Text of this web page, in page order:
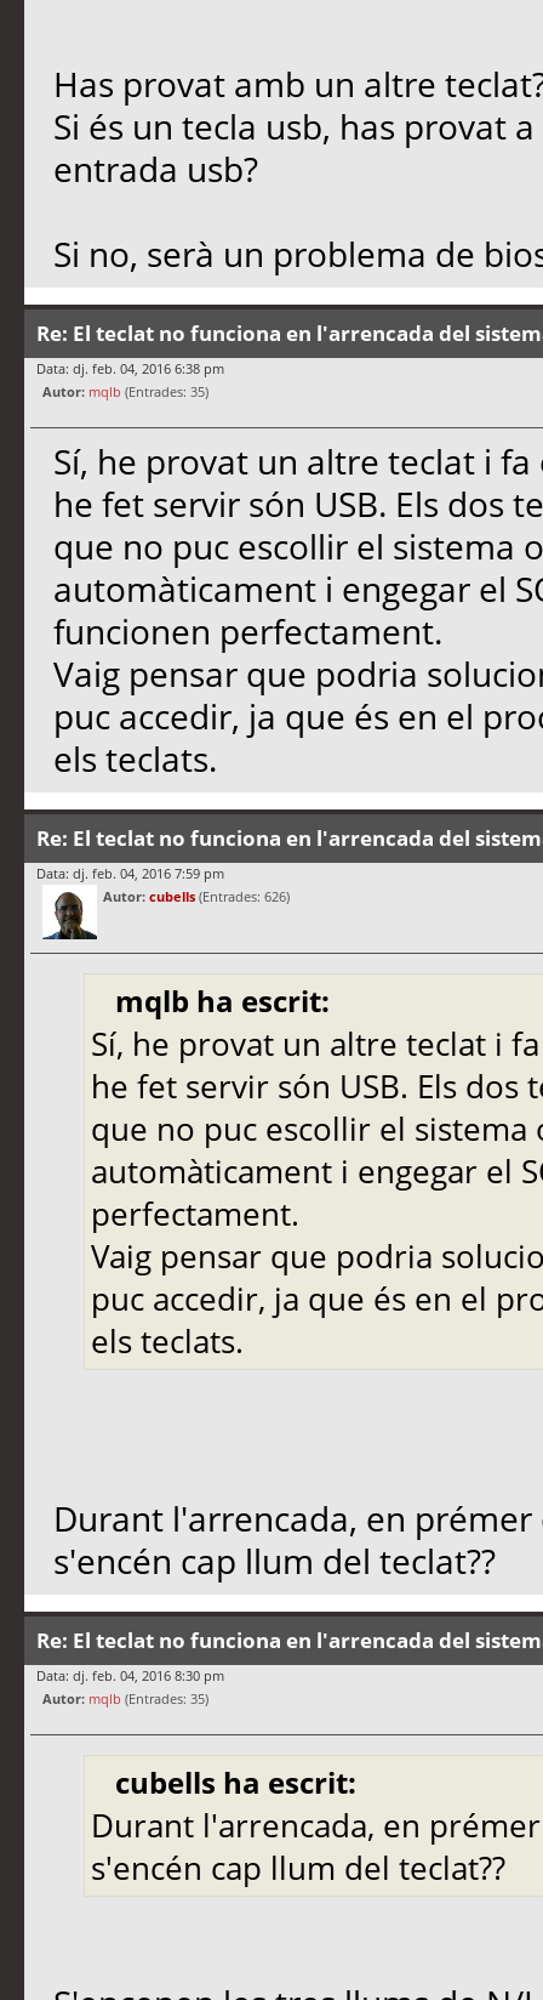
Has provat amb un altre
Si és un tecla usb, has provat
entrada usb?
Si no, serà un problema de
Re: El teclat no funciona en l'arrencada del
Data: dj. feb. 04, 2016 6:38 pm
Autor: mqlb (Entrades: 35)
Sí, he provat un altre teclat i
he fet servir són USB. Els dos
que no puc escollir el sistema
automàticament i engegar el
funcionen perfectament.
Vaig pensar que podria
puc accedir, ja que és en el
els teclats.
Re: El teclat no funciona en l'arrencada del
Data: dj. feb. 04, 2016 7:59 pm
Autor: cubells (Entrades: 626)
mqlb ha escrit:
Sí, he provat un altre teclat i
he fet servir són USB. Els
que no puc escollir el
automàticament i engegar el
perfectament.
Vaig pensar que podria
puc accedir, ja que és en el
els teclats.
Durant l'arrencada, en
s'encén cap llum del teclat??
Re: El teclat no funciona en l'arrencada del
Data: dj. feb. 04, 2016 8:30 pm
Autor: mqlb (Entrades: 35)
cubells ha escrit:
Durant l'arrencada, en
s'encén cap llum del teclat??